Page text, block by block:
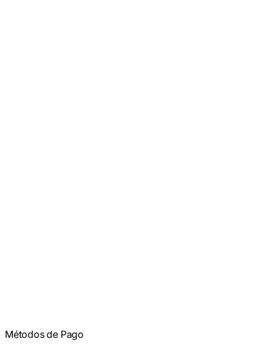
Métodos de Pago